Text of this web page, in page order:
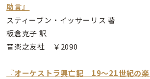
助言』
スティーブン・イッサーリス 著
板倉克子 訳
音楽之友社 ￥2090
『オーケストラ興亡記 19〜21世紀の